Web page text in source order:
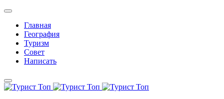
Главная
География
Туризм
Совет
Написать